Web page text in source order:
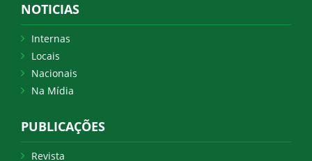
NOTICIAS
Internas
Locais
Nacionais
Na Mídia
PUBLICAÇÕES
Revista